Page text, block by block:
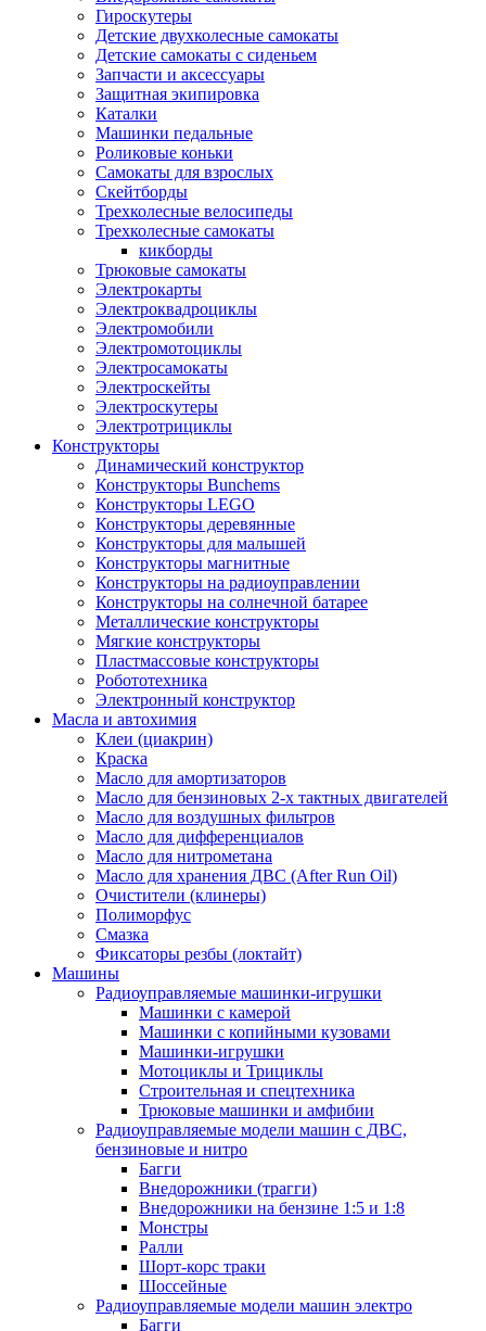
Гироскутеры
Детские двухколесные самокаты
Детские самокаты с сиденьем
Запчасти и аксессуары
Защитная экипировка
Каталки
Машинки педальные
Роликовые коньки
Самокаты для взрослых
Скейтборды
Трехколесные велосипеды
Трехколесные самокаты
кикборды
Трюковые самокаты
Электрокарты
Электроквадроциклы
Электромобили
Электромотоциклы
Электросамокаты
Электроскейты
Электроскутеры
Электротрициклы
Конструкторы
Динамический конструктор
Конструкторы Bunchems
Конструкторы LEGO
Конструкторы деревянные
Конструкторы для малышей
Конструкторы магнитные
Конструкторы на радиоуправлении
Конструкторы на солнечной батарее
Металлические конструкторы
Мягкие конструкторы
Пластмассовые конструкторы
Робототехника
Электронный конструктор
Масла и автохимия
Клеи (циакрин)
Краска
Масло для амортизаторов
Масло для бензиновых 2-х тактных двигателей
Масло для воздушных фильтров
Масло для дифференциалов
Масло для нитрометана
Масло для хранения ДВС (After Run Oil)
Очистители (клинеры)
Полиморфус
Смазка
Фиксаторы резбы (локтайт)
Машины
Радиоуправляемые машинки-игрушки
Машинки с камерой
Машинки с копийными кузовами
Машинки-игрушки
Мотоциклы и Трициклы
Строительная и спецтехника
Трюковые машинки и амфибии
Радиоуправляемые модели машин с ДВС,
бензиновые и нитро
Багги
Внедорожники (трагги)
Внедорожники на бензине 1:5 и 1:8
Монстры
Ралли
Шорт-корс траки
Шоссейные
Радиоуправляемые модели машин электро
Багги